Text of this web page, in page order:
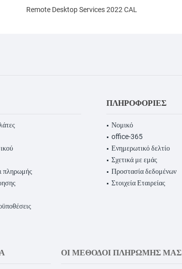
Remote Desktop Services 2022 CAL
πληρωμής
ΠΛΗΡΟΦΟΡΊΕΣ
Νομικό
office-365
Ενημερωτικό δελτίο
Σχετικά με εμάς
Προστασία δεδομένων
Στοιχεία Εταιρείας
ΟΙ ΜΈΘΟΔΟΙ ΠΛΗΡΩΜΉΣ ΜΑΣ